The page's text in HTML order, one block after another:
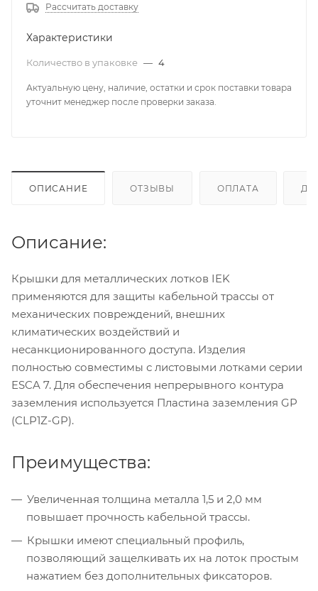
Рассчитать доставку
Характеристики
Количество в упаковке — 4
Актуальную цену, наличие, остатки и срок поставки товара
уточнит менеджер после проверки заказа.
ОПИСАНИЕ ОТЗЫВЫ ОПЛАТА
Описание:
Крышки для металлических лотков IEK
применяются для защиты кабельной трассы от
механических повреждений, внешних
климатических воздействий и
несанкционированного доступа. Изделия
полностью совместимы с листовыми лотками серии
ESCA 7. Для обеспечения непрерывного контура
заземления используется Пластина заземления GP
(CLP1Z-GP).
Преимущества:
Увеличенная толщина металла 1,5 и 2,0 мм
повышает прочность кабельной трассы.
Крышки имеют специальный профиль,
позволяющий защелкивать их на лоток простым
нажатием без дополнительных фиксаторов.